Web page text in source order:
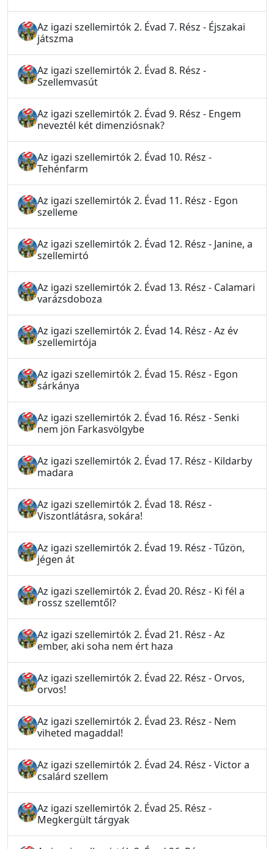
Az igazi szellemirtók 2. Évad 7. Rész - Éjszakai
játszma
Az igazi szellemirtók 2. Évad 8. Rész -
Szellemvasút
Az igazi szellemirtók 2. Évad 9. Rész - Engem
neveztél két dimenziósnak?
Az igazi szellemirtók 2. Évad 10. Rész -
Tehénfarm
Az igazi szellemirtók 2. Évad 11. Rész - Egon
szelleme
Az igazi szellemirtók 2. Évad 12. Rész - Janine, a
szellemirtó
Az igazi szellemirtók 2. Évad 13. Rész - Calamari
varázsdoboza
Az igazi szellemirtók 2. Évad 14. Rész - Az év
szellemirtója
Az igazi szellemirtók 2. Évad 15. Rész - Egon
sárkánya
Az igazi szellemirtók 2. Évad 16. Rész - Senki
nem jön Farkasvölgybe
Az igazi szellemirtók 2. Évad 17. Rész - Kildarby
madara
Az igazi szellemirtók 2. Évad 18. Rész -
Viszontlátásra, sokára!
Az igazi szellemirtók 2. Évad 19. Rész - Tűzön,
jégen át
Az igazi szellemirtók 2. Évad 20. Rész - Ki fél a
rossz szellemtől?
Az igazi szellemirtók 2. Évad 21. Rész - Az
ember, aki soha nem ért haza
Az igazi szellemirtók 2. Évad 22. Rész - Orvos,
orvos!
Az igazi szellemirtók 2. Évad 23. Rész - Nem
viheted magaddal!
Az igazi szellemirtók 2. Évad 24. Rész - Victor a
csalárd szellem
Az igazi szellemirtók 2. Évad 25. Rész -
Megkergült tárgyak